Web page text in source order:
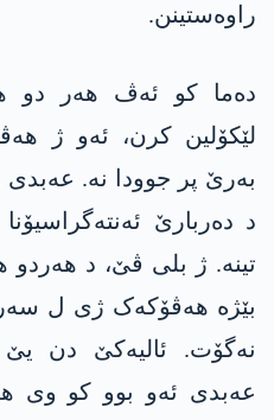
راوەستینن.
دەما کو ئەڤ ھەر دو
لێکۆلین کرن، ئەو ژ
بەرێ پر جوودا نە. عەبدی
د دەربارێ
تینە. ژ بلی ڤێ، د ھەردو
بێژە ھەڤۆکەک ژی ل
نەگۆت. ئالیەکێ دن یێ
عەبدی ئەو بوو کو وی